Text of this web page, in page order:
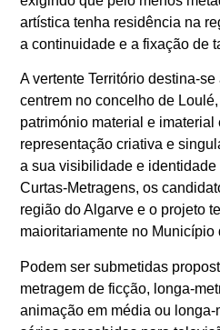
artística tenha residência na
a continuidade e a fixação de
A vertente Território destina-
centrem no concelho de
património material e
representação criativa e
a sua visibilidade e
Curtas-Metragens, os
região do Algarve e o projeto
maioritariamente no Município
Podem ser submetidas
metragem de ficção, longa-
animação em média ou longa-